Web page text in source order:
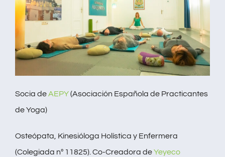
Socia deAEPY(Asociación Española de Practicantes
de Yoga)
Osteópata, Kinesióloga Holística y Enfermera
(Colegiada nº 11825). Co-Creadora deYeyeco